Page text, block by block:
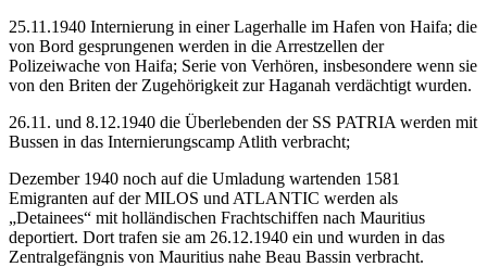
25.11.1940 Internierung in einer Lagerhalle im Hafen von Haifa; die
von Bord gesprungenen werden in die Arrestzellen der
Polizeiwache von Haifa; Serie von Verhören, insbesondere wenn sie
von den Briten der Zugehörigkeit zur Haganah verdächtigt wurden.
26.11. und 8.12.1940 die Überlebenden der SS PATRIA werden mit
Bussen in das Internierungscamp Atlith verbracht;
Dezember 1940 noch auf die Umladung wartenden 1581
Emigranten auf der MILOS und ATLANTIC werden als
„Detainees“ mit holländischen Frachtschiffen nach Mauritius
deportiert. Dort trafen sie am 26.12.1940 ein und wurden in das
Zentralgefängnis von Mauritius nahe Beau Bassin verbracht.